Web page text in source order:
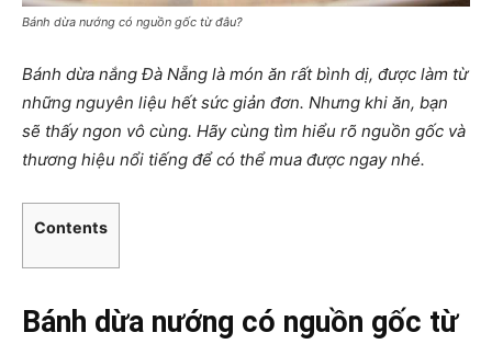
Bánh dừa nướng có nguồn gốc từ đâu?
Bánh dừa nắng Đà Nẵng là món ăn rất bình dị, được làm từ
những nguyên liệu hết sức giản đơn. Nhưng khi ăn, bạn
sẽ thấy ngon vô cùng. Hãy cùng tìm hiểu rõ nguồn gốc và
thương hiệu nổi tiếng để có thể mua được ngay nhé.
Contents
Bánh dừa nướng có nguồn gốc từ